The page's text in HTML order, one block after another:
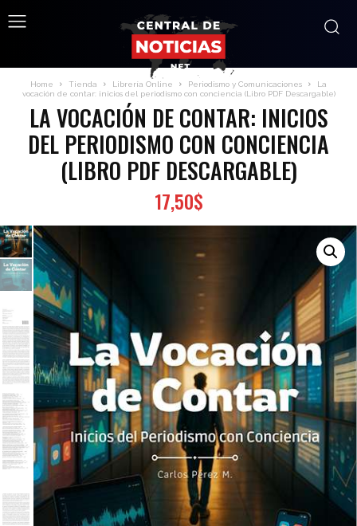
Home Tienda Librería Online Periodismo y Comunicaciones
La
vocación de contar: inicios del periodismo con conciencia (Libro PDF Descargable)
LA VOCACIÓN DE CONTAR: INICIOS
DEL PERIODISMO CON CONCIENCIA
(LIBRO PDF DESCARGABLE)
17,50$